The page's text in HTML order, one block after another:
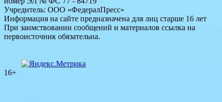
Учредитель: ООО «ФедералПресс»
Информация на сайте предназначена для лиц старше 16 лет
При заимствовании сообщений и материалов ссылка на
первоисточник обязательна.
16+